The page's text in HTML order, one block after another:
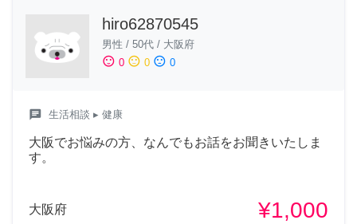
hiro62870545
男性 / 50代 / 大阪府
sentiment_satisfied 0 sentiment_neutral 0 sentiment_dissatisfied 0
chat 生活相談 ▸ 健康
大阪でお悩みの方、なんでもお話をお聞きいたしま
す。
大阪府 ¥1,000